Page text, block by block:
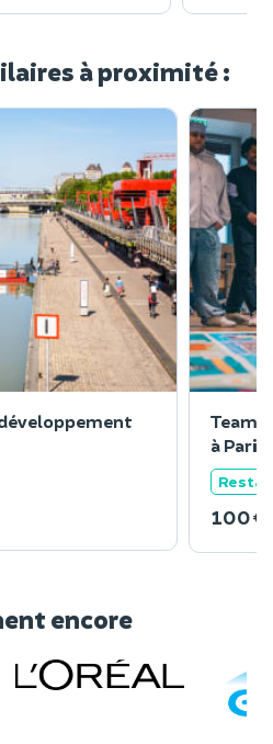
à proximité :
Team
à Paris
100 €
encore